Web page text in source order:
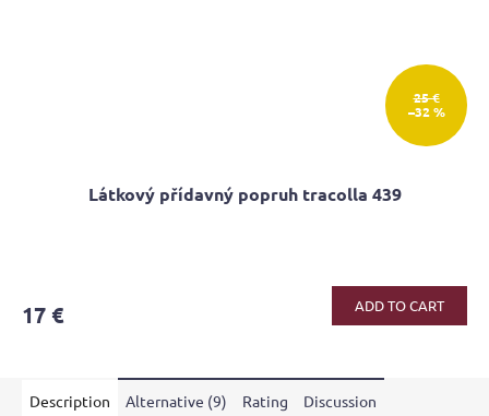
25 €
–32 %
Látkový přídavný popruh tracolla 439
17 € ADD TO CART
Description Alternative (9) Rating Discussion